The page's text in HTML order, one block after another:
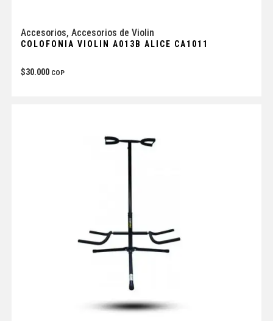
Accesorios, Accesorios de Violin
COLOFONIA VIOLIN A013B ALICE CA1011
$30.000 COP